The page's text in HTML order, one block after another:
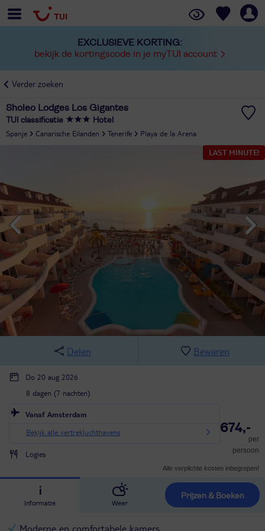
EXCLUSIEVE KORTING:
bekijk de kortingscode in je myTUI account
Verder zoeken
Sholeo Lodges Los Gigantes
TUI classificatie Hotel
Spanje Canarische Eilanden Tenerife
Playa de la Arena
LAST MINUTE!
Delen Bewaren
Do 20 aug 2026
8 dagen (7 nachten)
Vanaf Amsterdam
Bekijk alle vertrekluchthavens
Logies
674,-
per
persoon
Alle verplichte kosten inbegrepen!
Informatie Weer
Prijzen & Boeken
Moderne en comfortabele kamers